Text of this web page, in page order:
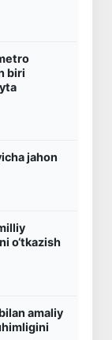
biri
jahon
o‘tkazish
amaliy